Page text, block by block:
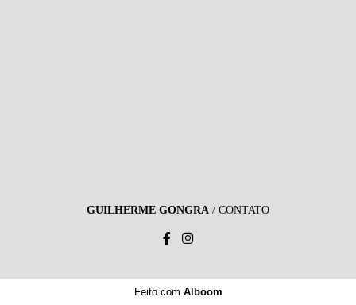
GUILHERME GONGRA / CONTATO
Feito com Alboom